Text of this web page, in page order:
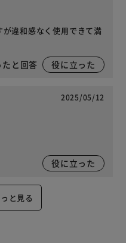
違和感なく使用できて満
と回答 役に立った
2025/05/12
役に立った
と見る